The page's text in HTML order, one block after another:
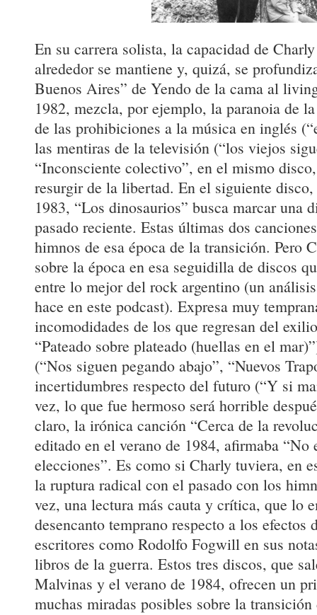
En su carrera solista, la capacidad de
alrededor se mantiene y, quizá, se
Buenos Aires” de Yendo de la cama al
1982, mezcla, por ejemplo, la paranoia de
de las prohibiciones a la música en inglés
las mentiras de la televisión (“los viejos
“Inconsciente colectivo”, en el mismo
resurgir de la libertad. En el siguiente
1983, “Los dinosaurios” busca marcar una
pasado reciente. Estas últimas dos
himnos de esa época de la transición. Pero
sobre la época en esa seguidilla de discos
entre lo mejor del rock argentino (un
hace en este podcast). Expresa muy
incomodidades de los que regresan del
“Pateado sobre plateado (huellas en el
(“Nos siguen pegando abajo”, “Nuevos
incertidumbres respecto del futuro (“Y si
vez, lo que fue hermoso será horrible
claro, la irónica canción “Cerca de la
editado en el verano de 1984, afirmaba “No
elecciones”. Es como si Charly tuviera, en
la ruptura radical con el pasado con los
vez, una lectura más cauta y crítica, que lo
desencanto temprano respecto a los efectos
escritores como Rodolfo Fogwill en sus
libros de la guerra. Estos tres discos, que
Malvinas y el verano de 1984, ofrecen un
muchas miradas posibles sobre la